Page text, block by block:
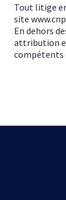
Tout litige
site
En dehors
attribution
compétents